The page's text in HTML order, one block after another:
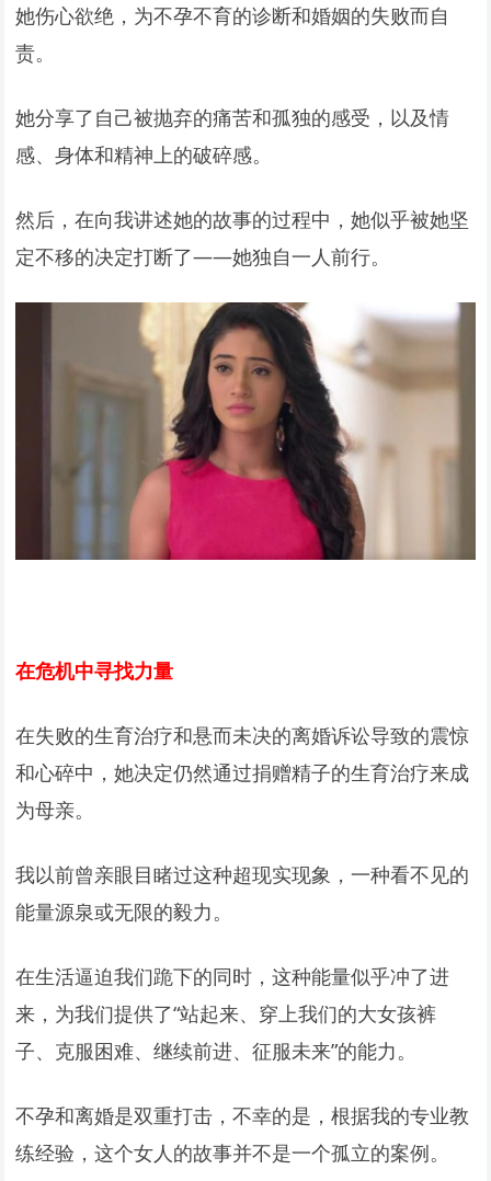
她伤心欲绝，为不孕不育的诊断和婚姻的失败而自
责。
她分享了自己被抛弃的痛苦和孤独的感受，以及情
感、身体和精神上的破碎感。
然后，在向我讲述她的故事的过程中，她似乎被她坚
定不移的决定打断了——她独自一人前行。
在危机中寻找力量
在失败的生育治疗和悬而未决的离婚诉讼导致的震惊
和心碎中，她决定仍然通过捐赠精子的生育治疗来成
为母亲。
我以前曾亲眼目睹过这种超现实现象，一种看不见的
能量源泉或无限的毅力。
在生活逼迫我们跪下的同时，这种能量似乎冲了进
来，为我们提供了“站起来、穿上我们的大女孩裤
子、克服困难、继续前进、征服未来”的能力。
不孕和离婚是双重打击，不幸的是，根据我的专业教
练经验，这个女人的故事并不是一个孤立的案例。